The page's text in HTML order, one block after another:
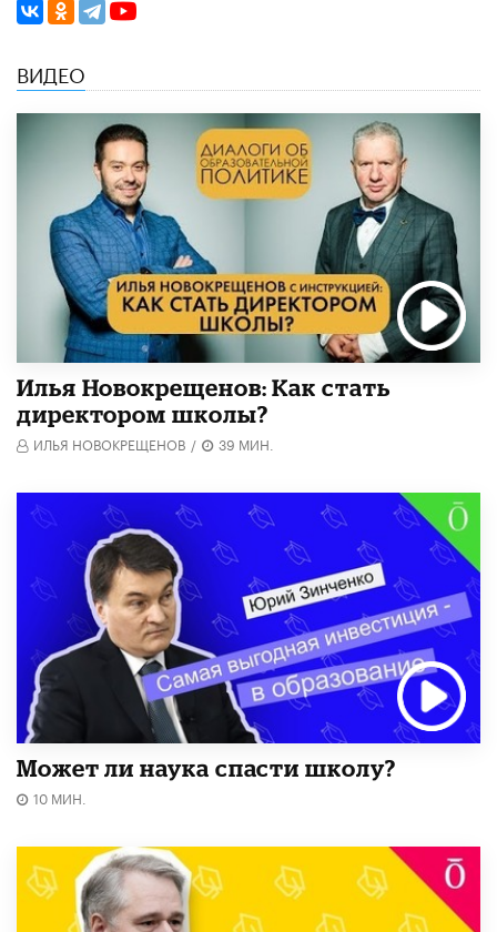
ВИДЕО
​Илья Новокрещенов: Как стать
директором школы?
ИЛЬЯ НОВОКРЕЩЕНОВ / 39 МИН.
Может ли наука спасти школу?
10 МИН.